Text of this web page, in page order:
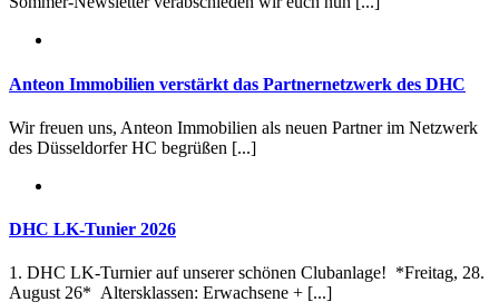
Anteon Immobilien verstärkt das Partnernetzwerk des DHC
Wir freuen uns, Anteon Immobilien als neuen Partner im Netzwerk
des Düsseldorfer HC begrüßen [...]
DHC LK-Tunier 2026
1. DHC LK-Turnier auf unserer schönen Clubanlage! *Freitag, 28.
August 26* Altersklassen: Erwachsene + [...]